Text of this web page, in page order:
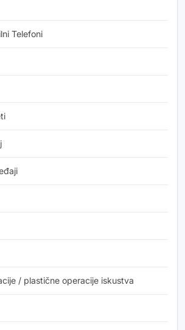
Telefoni
/ plastične operacije iskustva